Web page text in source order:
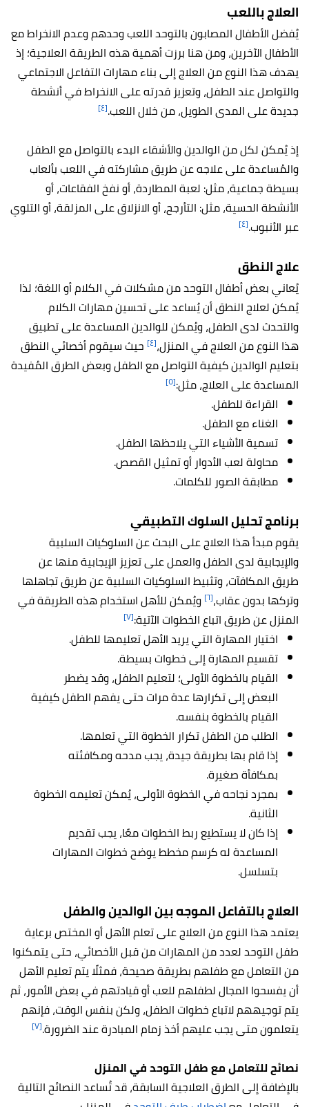
العلاج باللعب
يُفضل الأطفال المصابون بالتوحد اللعب وحدهم وعدم الانخراط مع
الأطفال الآخرين، ومن هنا برزت أهمية هذه الطريقة العلاجية؛ إذ
يهدف هذا النوع من العلاج إلى بناء مهارات التفاعل الاجتماعي
والتواصل عند الطفل، وتعزيز قدرته على الانخراط في أنشطة
جديدة على المدى الطويل، من خلال اللعب.[٤]
إذ يُمكن لكل من الوالدين والأشقاء البدء بالتواصل مع الطفل
والمُساعدة على علاجه عن طريق مشاركته في اللعب بألعاب
بسيطة جماعية، مثل: لعبة المطاردة، أو نفخ الفقاعات، أو
الأنشطة الحسية، مثل: التأرجح، أو الانزلاق على المزلقة، أو التلوي
عبر الأنبوب.[٤]
علاج النطق
يُعاني بعض أطفال التوحد من مشكلات في الكلام أو اللغة؛ لذا
يُمكن لعلاج النطق أن يُساعد على تحسين مهارات الكلام
والتحدث لدى الطفل، ويُمكن للوالدين المساعدة على تطبيق
هذا النوع من العلاج في المنزل،[٤]
حيث سيقوم أخصائي النطق
بتعليم الوالدين كيفية التواصل مع الطفل وبعض الطرق المُفيدة
المساعدة على العلاج، مثل:[٥]
القراءة للطفل.
الغناء مع الطفل.
تسمية الأشياء التي يلاحظها الطفل.
محاولة لعب الأدوار أو تمثيل القصص.
مطابقة الصور للكلمات.
برنامج تحليل السلوك التطبيقي
يقوم مبدأ هذا العلاج على البحث عن السلوكيات السلبية
والإيجابية لدى الطفل والعمل على تعزيز الإيجابية منها عن
طريق المكافآت، وتثبيط السلوكيات السلبية عن طريق تجاهلها
وتركها بدون عقاب،[٦] ويُمكن للأهل استخدام هذه الطريقة في
المنزل عن طريق اتباع الخطوات الآتية:[٧]
اختيار المهارة التي يريد الأهل تعليمها للطفل.
تقسيم المهارة إلى خطوات بسيطة.
القيام بالخطوة الأولى؛ لتعليم الطفل، وقد يضطر
البعض إلى تكرارها عدة مرات حتى يفهم الطفل كيفية
القيام بالخطوة بنفسه.
الطلب من الطفل تكرار الخطوة التي تعلمها.
إذا قام بها بطريقة جيدة، يجب مدحه ومكافئته
بمكافأة صغيرة.
بمجرد نجاحه في الخطوة الأولى، يُمكن تعليمه الخطوة
الثانية.
إذا كان لا يستطيع ربط الخطوات معًا، يجب تقديم
المساعدة له كرسم مخطط يوضح خطوات المهارات
بتسلسل.
العلاج بالتفاعل الموجه بين الوالدين والطفل
يعتمد هذا النوع من العلاج على تعلم الأهل أو المختص برعاية
طفل التوحد لعدد من المهارات من قبل الأخصائي، حتى يتمكنوا
من التعامل مع طفلهم بطريقة صحيحة، فمثلًا يتم تعليم الأهل
أن يفسحوا المجال لطفلهم للعب أو قيادتهم في بعض الأمور، ثم
يتم توجيههم لاتباع خطوات الطفل، ولكن بنفس الوقت، فإنهم
يتعلمون متى يجب عليهم أخذ زمام المبادرة عند الضرورة.[٧]
نصائح للتعامل مع طفل التوحد في المنزل
بالإضافة إلى الطرق العلاجية السابقة، قد تُساعد النصائح التالية